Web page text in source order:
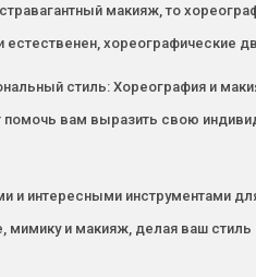
макияж, то
естественен, хореографические
стиль: Хореография и
вам выразить свою
интересными инструментами
мимику и макияж, делая ваш